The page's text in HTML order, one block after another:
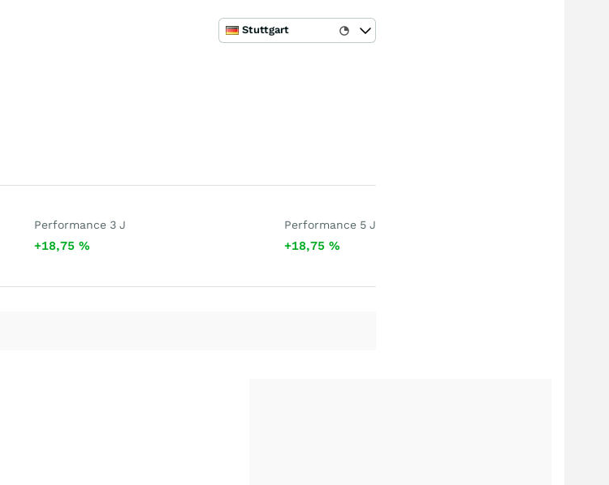
Stuttgart
Performance 3 J
+18,75%
Performance 5 J
+18,75 %